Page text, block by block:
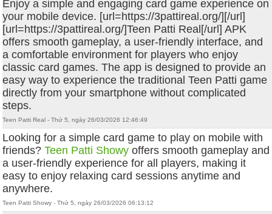
Enjoy a simple and engaging card game experience on
your mobile device. [url=https://3pattireal.org/][/url]
[url=https://3pattireal.org/]Teen Patti Real[/url] APK
offers smooth gameplay, a user-friendly interface, and
a comfortable environment for players who enjoy
classic card games. The app is designed to provide an
easy way to experience the traditional Teen Patti game
directly from your smartphone without complicated
steps.
Teen Patti Real - Thứ 5, ngày 26/03/2026 12:46:49
Looking for a simple card game to play on mobile with
friends?Teen Patti Showy offers smooth gameplay and
a user-friendly experience for all players, making it
easy to enjoy relaxing card sessions anytime and
anywhere.
Teen Patti Showy - Thứ 5, ngày 26/03/2026 06:13:12